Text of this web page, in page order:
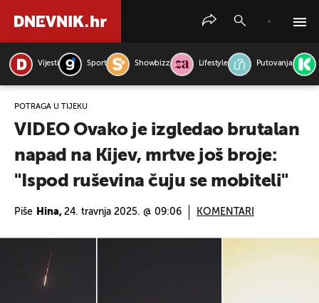
Vijesti Sport Showbizz Lifestyle Putovanja
POTRAGA U TIJEKU
VIDEO Ovako je izgledao brutalan
napad na Kijev, mrtve još broje:
"Ispod ruševina čuju se mobiteli"
Piše Hina, 24. travnja 2025. @ 09:06 KOMENTARI
PRETRAŽITE VIJESTI